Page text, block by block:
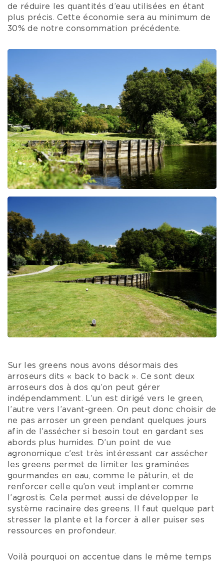
de réduire les quantités d’eau utilisées en étant
plus précis. Cette économie sera au minimum de
30% de notre consommation précédente.
Sur les greens nous avons désormais des
arroseurs dits « back to back ». Ce sont deux
arroseurs dos à dos qu’on peut gérer
indépendamment. L’un est dirigé vers le green,
l’autre vers l’avant-green. On peut donc choisir de
ne pas arroser un green pendant quelques jours
afin de l’assécher si besoin tout en gardant ses
abords plus humides. D’un point de vue
agronomique c’est très intéressant car assécher
les greens permet de limiter les graminées
gourmandes en eau, comme le pâturin, et de
renforcer celle qu’on veut implanter comme
l’agrostis. Cela permet aussi de développer le
système racinaire des greens. Il faut quelque part
stresser la plante et la forcer à aller puiser ses
ressources en profondeur.
Voilà pourquoi on accentue dans le même temps